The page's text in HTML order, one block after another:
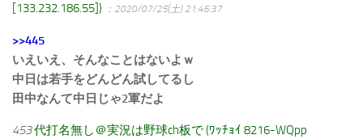
[133.232.186.55])
：2020/07/25(土) 21:46:37
>>445
いえいえ、そんなことはないよｗ
中日は若手をどんどん試してるし
田中なんて中日じゃ2軍だよ
453代打名無し＠実況は野球ch板で (ﾜｯﾁｮｲ 8216-WQpp